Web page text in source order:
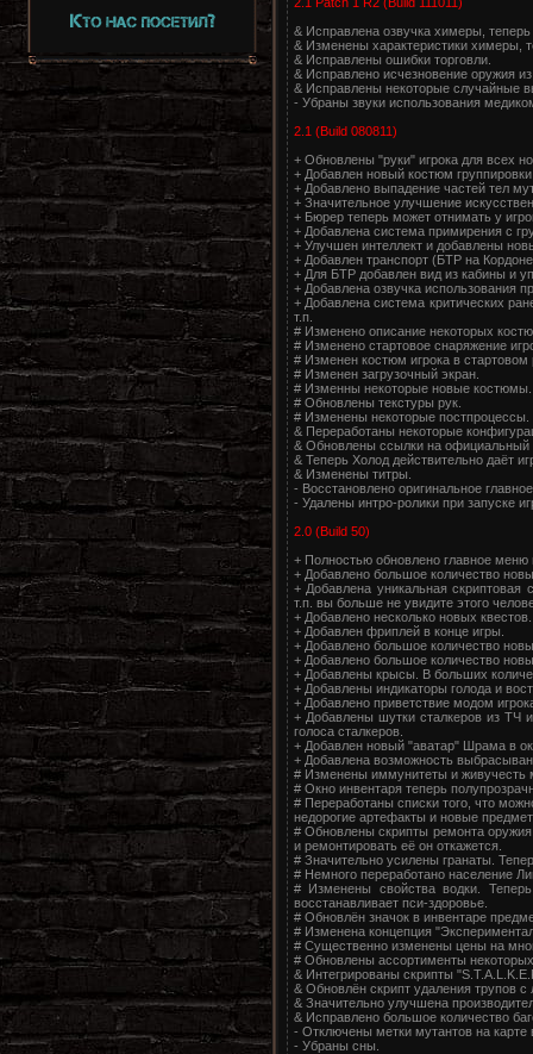
& Исправлена озвучка химеры, теперь
& Изменены характеристики химеры,
& Исправлены ошибки торговли.
& Исправлено исчезновение оружия
& Исправлены некоторые случайные
- Убраны звуки использования
2.1 (Build 080811)
+ Обновлены "руки" игрока для всех
+ Добавлен новый костюм
+ Добавлено выпадение частей тел
+ Значительное улучшение
+ Бюрер теперь может отнимать у
+ Добавлена система примирения с
+ Улучшен интеллект и добавлены
+ Добавлен транспорт (БТР на
+ Для БТР добавлен вид из кабины и
+ Добавлена озвучка использования
+ Добавлена система критических
т.п.
# Изменено описание некоторых
# Изменено стартовое снаряжение
# Изменен костюм игрока в стартовом
# Изменен загрузочный экран.
# Изменны некоторые новые костюмы.
# Обновлены текстуры рук.
# Изменены некоторые постпроцессы.
& Переработаны некоторые
& Обновлены ссылки на официальный
& Теперь Холод действительно даёт
& Изменены титры.
- Восстановлено оригинальное
- Удалены интро-ролики при запуске
2.0 (Build 50)
+ Полностью обновлено главное меню
+ Добавлено большое количество
+ Добавлена уникальная скриптовая
т.п. вы больше не увидите этого
+ Добавлено несколько новых квестов.
+ Добавлен фриплей в конце игры.
+ Добавлено большое количество
+ Добавлено большое количество
+ Добавлены крысы. В больших
+ Добавлены индикаторы голода и
+ Добавлено приветствие модом
+ Добавлены шутки сталкеров из ТЧ
голоса сталкеров.
+ Добавлен новый "аватар" Шрама в
+ Добавлена возможность
# Изменены иммунитеты и живучесть
# Окно инвентаря теперь
# Переработаны списки того, что
недорогие артефакты и новые
# Обновлены скрипты ремонта
и ремонтировать её он откажется.
# Значительно усилены гранаты.
# Немного переработано население
# Изменены свойства водки.
восстанавливает пси-здоровье.
# Обновлён значок в инвентаре
# Изменена концепция
# Существенно изменены цены на
# Обновлены ассортименты некоторых
& Интегрированы скрипты
& Обновлён скрипт удаления трупов с
& Значительно улучшена
& Исправлено большое количество
- Отключены метки мутантов на карте
- Убраны сны.